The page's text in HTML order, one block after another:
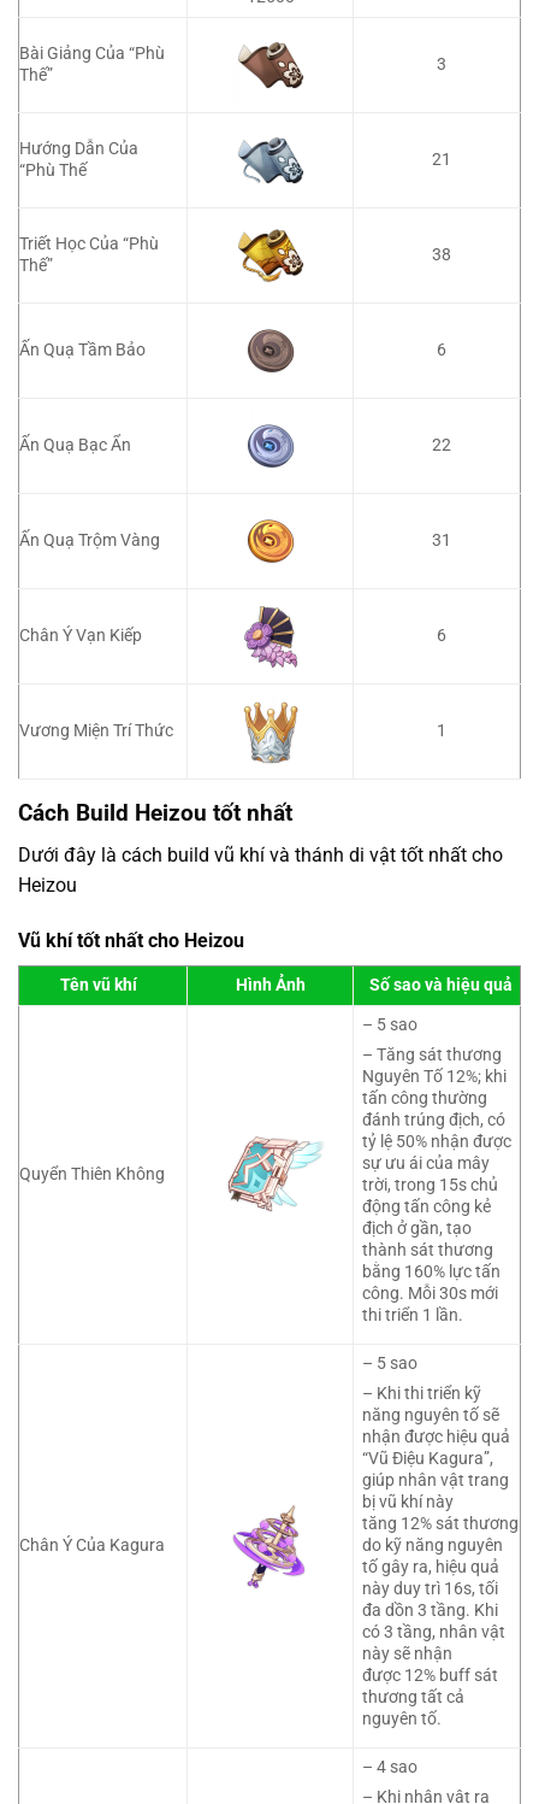
Bài Giảng Của “Phù
Thế”
3
Hướng Dẫn Của
“Phù Thế
21
Triết Học Của “Phù
Thế”
38
Ấn Quạ Tầm Bảo 6
Ấn Quạ Bạc Ẩn 22
Ấn Quạ Trộm Vàng 31
Chân Ý Vạn Kiếp 6
Vương Miện Trí Thức 1
Cách Build Heizou tốt nhất
Dưới đây là cách build vũ khí và thánh di vật tốt nhất cho
Heizou
Vũ khí tốt nhất cho Heizou
Tên vũ khí Hình Ảnh Số sao và hiệu quả
Quyển Thiên Không
– 5 sao
– Tăng sát thương
Nguyên Tố 12%; khi
tấn công thường
đánh trúng địch, có
tỷ lệ 50% nhận được
sự ưu ái của mây
trời, trong 15s chủ
động tấn công kẻ
địch ở gần, tạo
thành sát thương
bằng 160% lực tấn
công. Mỗi 30s mới
thi triển 1 lần.
Chân Ý Của Kagura
– 5 sao
– Khi thi triển kỹ
năng nguyên tố sẽ
nhận được hiệu quả
“Vũ Điệu Kagura”,
giúp nhân vật trang
bị vũ khí này
tăng 12% sát thương
do kỹ năng nguyên
tố gây ra, hiệu quả
này duy trì 16s, tối
đa dồn 3 tầng. Khi
có 3 tầng, nhân vật
này sẽ nhận
được 12% buff sát
thương tất cả
nguyên tố.
– 4 sao
– Khi nhân vật ra